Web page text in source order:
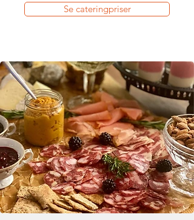
Se cateringpriser